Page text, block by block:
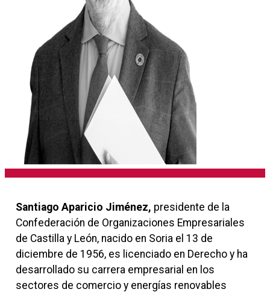
Santiago Aparicio Jiménez, presidente de la
Confederación de Organizaciones Empresariales
de Castilla y León, nacido en Soria el 13 de
diciembre de 1956, es licenciado en Derecho y ha
desarrollado su carrera empresarial en los
sectores de comercio y energías renovables